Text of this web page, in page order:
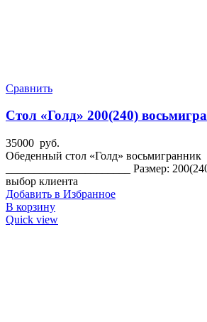
Сравнить
Стол «Голд» 200(240)
35000 руб.
Обеденный стол «Голд» восьмигранник
______________________ Размер:
выбор клиента
Добавить в Избранное
В корзину
Quick view